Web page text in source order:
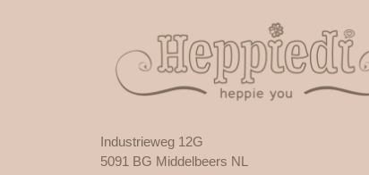
Industrieweg 12G
5091 BG Middelbeers NL